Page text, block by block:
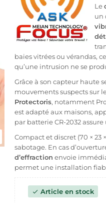
Le
un
baies vitrées ou vérandas, ce
qu’une intrusion ne se
Grâce à son capteur haute
mouvements suspects sur
Protectoris, notamment
est adapté aux maisons,
par batterie CR-2032
Compact et discret (70 × 23
sabotage. En cas
d’effraction envoie
permet une installation
check Article en stock